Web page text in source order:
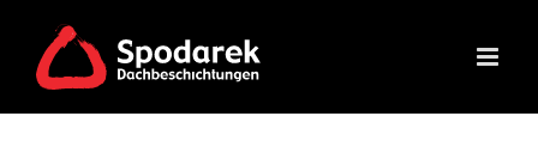
content